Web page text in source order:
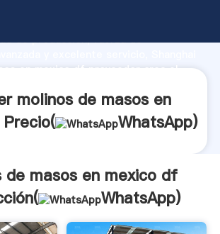
de producción, fuerza de
en mexico df proveedor crea el
molinos de masos en
WhatsApp)
de masos en mexico df
WhatsApp)